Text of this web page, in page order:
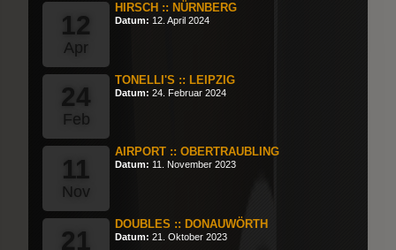
12
Apr
HIRSCH :: NÜRNBERG
Datum: 12. April 2024
24
Feb
TONELLI'S :: LEIPZIG
Datum: 24. Februar 2024
11
Nov
AIRPORT :: OBERTRAUBLING
Datum: 11. November 2023
21
DOUBLES :: DONAUWÖRTH
Datum: 21. Oktober 2023